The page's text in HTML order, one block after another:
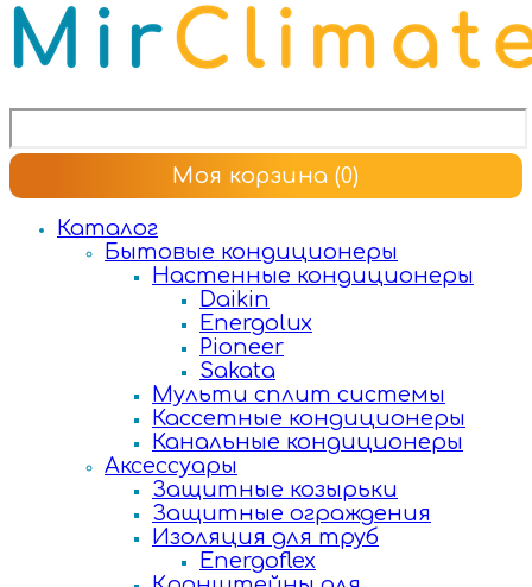
Моя корзина (0)
Каталог
Бытовые кондиционеры
Настенные кондиционеры
Daikin
Energolux
Pioneer
Sakata
Мульти сплит системы
Кассетные кондиционеры
Канальные кондиционеры
Аксессуары
Защитные козырьки
Защитные ограждения
Изоляция для труб
Energoflex